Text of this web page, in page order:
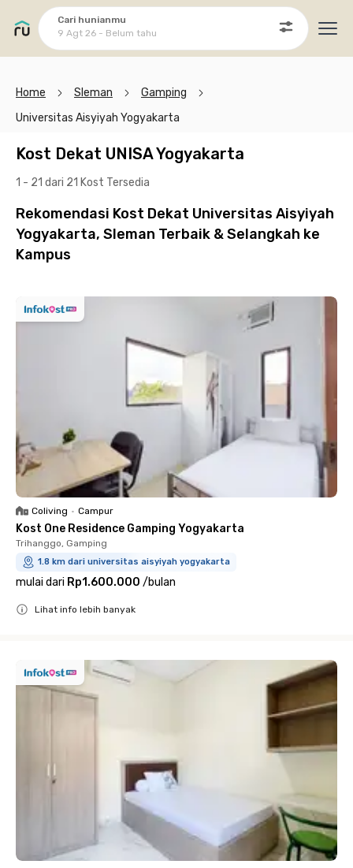
Cari hunianmu
9 Agt 26 - Belum tahu
Home Sleman
Gamping
Universitas Aisyiyah Yogyakarta
Kost Dekat UNISA Yogyakarta
1 - 21 dari 21 Kost Tersedia
Rekomendasi Kost Dekat Universitas Aisyiyah
Yogyakarta, Sleman Terbaik & Selangkah ke
Kampus
Coliving • Campur
Kost One Residence Gamping Yogyakarta
Trihanggo, Gamping
1.8 km dari universitas aisyiyah yogyakarta
mulai dari Rp1.600.000 /bulan
Lihat info lebih banyak